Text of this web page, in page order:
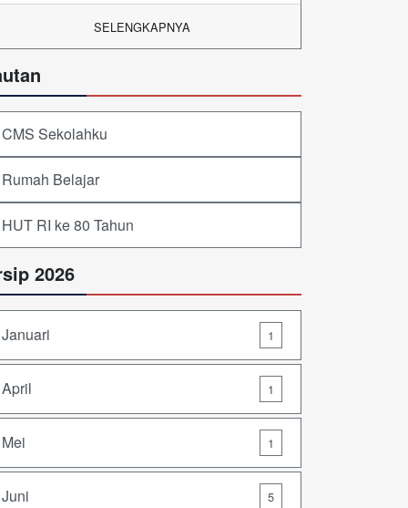
SELENGKAPNYA
CMS Sekolahku
Rumah Belajar
HUT RI ke 80 Tahun
2026
Januari 1
April 1
Mei 1
Juni 5